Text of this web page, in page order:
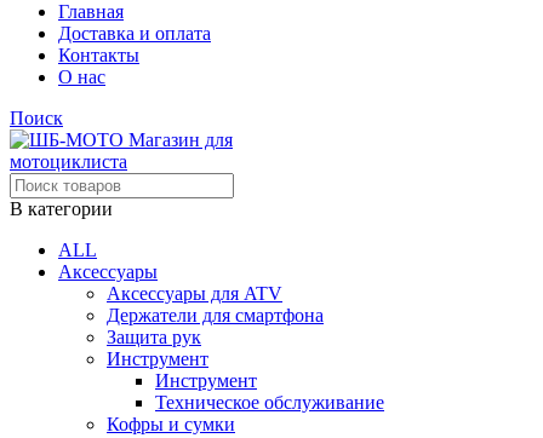
Главная
Доставка и оплата
Контакты
О нас
Поиск
В категории
ALL
Аксессуары
Аксессуары для ATV
Держатели для смартфона
Защита рук
Инструмент
Инструмент
Техническое обслуживание
Кофры и сумки